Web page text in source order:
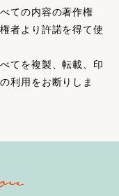
ての内容の著作権
者より許諾を得て使
てを複製、転載、印
利用をお断りしま